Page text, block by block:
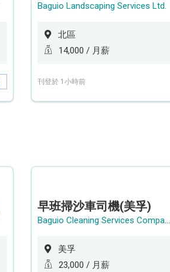
Baguio Landscaping Services Ltd.
北區
14,000 / 月薪
刊登於 1小時前
早班掃沙車司機(美孚)
Baguio Cleaning Services Company Limited
美孚
23,000 / 月薪